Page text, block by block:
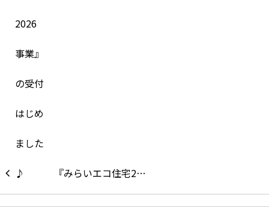
『みらいエコ住宅2…